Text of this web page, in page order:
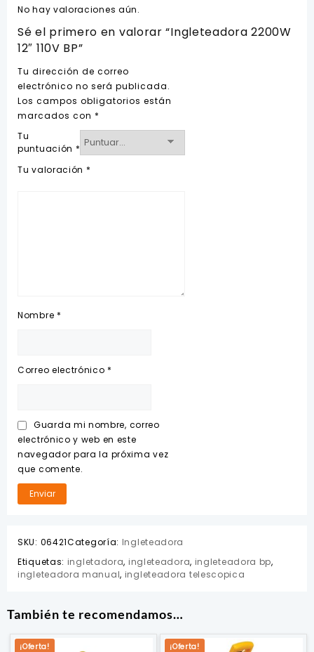
No hay valoraciones aún.
Sé el primero en valorar “Ingleteadora 2200W
12″ 110V BP”
Tu dirección de correo
electrónico no será publicada.
Los campos obligatorios están
marcados con *
Tu
puntuación *
Tu valoración *
Nombre *
Correo electrónico *
Guarda mi nombre, correo
electrónico y web en este
navegador para la próxima vez
que comente.
SKU: 06421Categoría: Ingleteadora
Etiquetas: ingletadora, ingleteadora, ingleteadora bp,
ingleteadora manual, ingleteadora telescopica
También te recomendamos…
¡Oferta! ¡Oferta!